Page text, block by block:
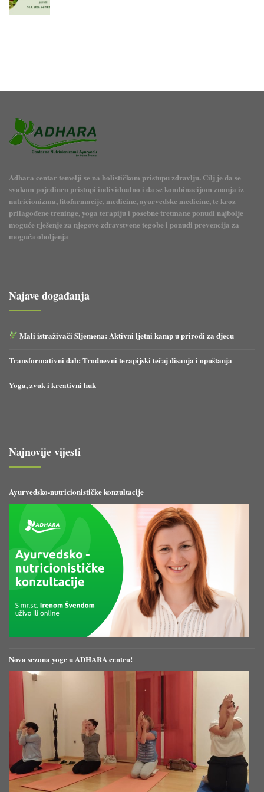
Adhara centar temelji se na holističkom pristupu zdravlju. Cilj je da se
svakom pojedincu pristupi individualno i da se kombinacijom znanja iz
nutricionizma, fitofarmacije, medicine, ayurvedske medicine, te kroz
prilagođene treninge, yoga terapiju i posebne tretmane ponudi najbolje
moguće rješenje za njegove zdravstvene tegobe i ponudi prevencija za
moguća oboljenja
Najave događanja
Mali istraživači Sljemena: Aktivni ljetni kamp u prirodi za djecu
Transformativni dah: Trodnevni terapijski tečaj disanja i opuštanja
Yoga, zvuk i kreativni huk
Najnovije vijesti
Ayurvedsko-nutricionističke konzultacije
Nova sezona yoge u ADHARA centru!